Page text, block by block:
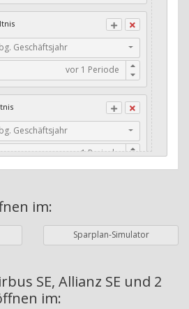
Capital
(TTM)
Wachstum
(Market Cap)
Geschäftsjahr
Geschäftsjahr
im:
Sparplan-Simulator
SE, Allianz SE und 2
im: